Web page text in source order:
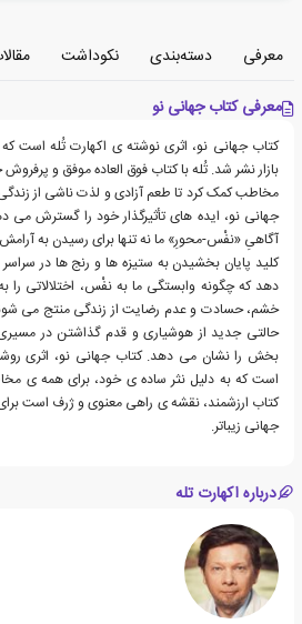
معرفی دسته‌بندی نکوداشت
معرفی کتاب جهانی نو
بازار نشر شد. تُله با کتاب فوق العاده موفق و
مخاطب کمک کرد تا طعم آزادی و لذت ناشی از
جهانی نو، ایده های تأثیرگذار خود را گسترش
آگاهیِ «نفْس-محورِ» ما نه تنها برای رسیدن به
کلید پایان بخشیدن به ستیزه ها و رنج ها در
دهد که چگونه وابستگی ما به نفْس، اختلالاتی را
خشم، حسادت و عدم رضایت از زندگی منتج می
حالتی جدید از هوشیاری و قدم گذاشتن در
بخش را نشان می دهد. کتاب جهانی نو، اثری
است که به دلیل نثر ساده ی خود، برای همه ی
کتاب ارزشمند، نقشه ی راهی معنوی و ژرف است
جهانی زیباتر.
درباره اکهارت تله